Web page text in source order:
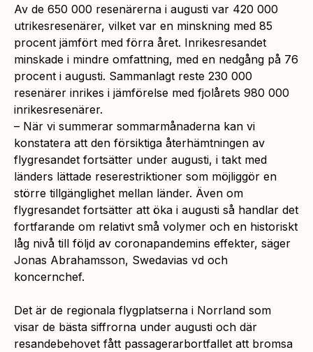
Av de 650 000 resenärerna i augusti var 420 000
utrikesresenärer, vilket var en minskning med 85
procent jämfört med förra året. Inrikesresandet
minskade i mindre omfattning, med en nedgång på 76
procent i augusti. Sammanlagt reste 230 000
resenärer inrikes i jämförelse med fjolårets 980 000
inrikesresenärer.
– När vi summerar sommarmånaderna kan vi
konstatera att den försiktiga återhämtningen av
flygresandet fortsätter under augusti, i takt med
länders lättade reserestriktioner som möjliggör en
större tillgänglighet mellan länder. Även om
flygresandet fortsätter att öka i augusti så handlar det
fortfarande om relativt små volymer och en historiskt
låg nivå till följd av coronapandemins effekter, säger
Jonas Abrahamsson, Swedavias vd och
koncernchef.
Det är de regionala flygplatserna i Norrland som
visar de bästa siffrorna under augusti och där
resandebehovet fått passagerarbortfallet att bromsa